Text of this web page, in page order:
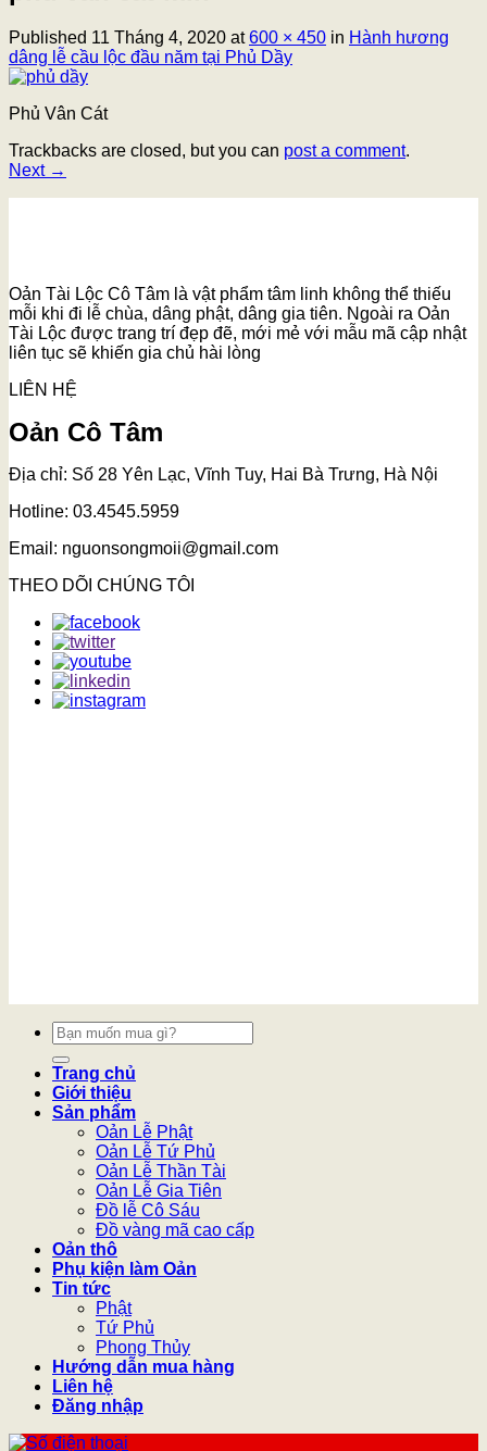
Published 11 Tháng 4, 2020 at600 × 450 in Hành hương
dâng lễ cầu lộc đầu năm tại Phủ Dầy
Phủ Vân Cát
Trackbacks are closed, but you can post a comment.
Next →
Oản Tài Lộc Cô Tâm là vật phẩm tâm linh không thể thiếu
mỗi khi đi lễ chùa, dâng phật, dâng gia tiên. Ngoài ra Oản
Tài Lộc được trang trí đẹp đẽ, mới mẻ với mẫu mã cập nhật
liên tục sẽ khiến gia chủ hài lòng
LIÊN HỆ
Oản Cô Tâm
Địa chỉ: Số 28 Yên Lạc, Vĩnh Tuy, Hai Bà Trưng, Hà Nội
Hotline: 03.4545.5959
Email: nguonsongmoii@gmail.com
THEO DÕI CHÚNG TÔI
Tìm
kiếm:
Trang chủ
Giới thiệu
Sản phẩm
Oản Lễ Phật
Oản Lễ Tứ Phủ
Oản Lễ Thần Tài
Oản Lễ Gia Tiên
Đồ lễ Cô Sáu
Đồ vàng mã cao cấp
Oản thô
Phụ kiện làm Oản
Tin tức
Phật
Tứ Phủ
Phong Thủy
Hướng dẫn mua hàng
Liên hệ
Đăng nhập